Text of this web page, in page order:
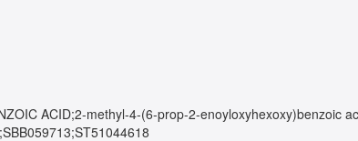
ACID;2-methyl-4-(6-prop-2-enoyloxyhexoxy)benzoic